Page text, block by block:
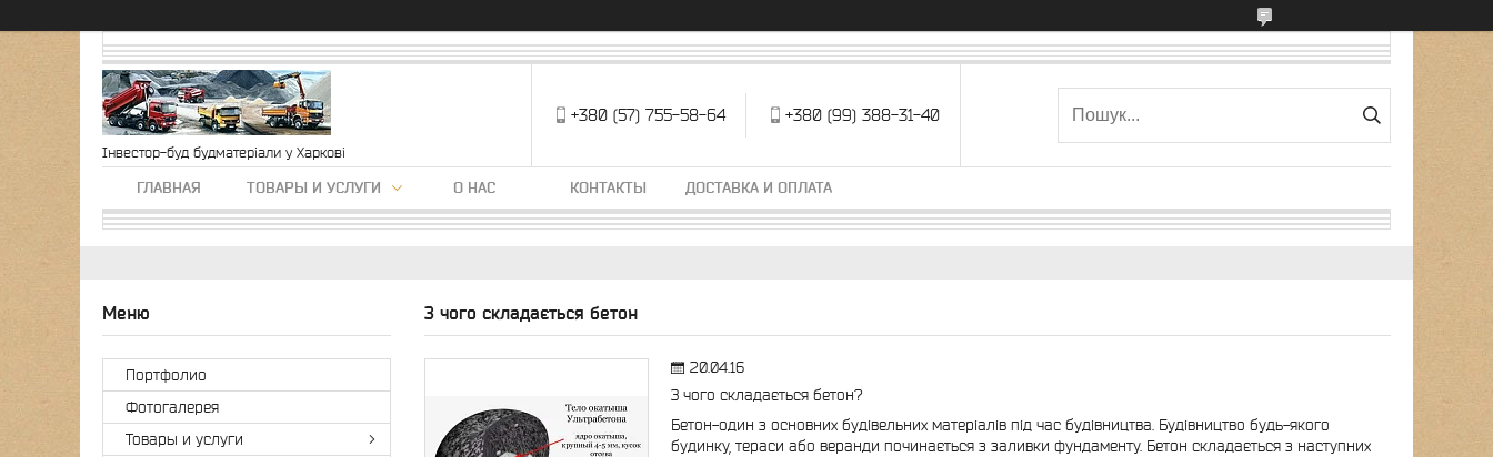
Інвестор-буд будматеріали у Харкові
+380 (57) 755-58-64 +380 (99) 388-31-40
ГЛАВНАЯ ТОВАРЫ И УСЛУГИ О НАС КОНТАКТЫ ДОСТАВКА И ОПЛАТА
З чого складається бетон
20.04.16
З чого складається бетон?
Бетон-один з основних будівельних матеріалів під час будівництва. Будівництво будь-якого
будинку, тераси або веранди починається з заливки фундаменту. Бетон складається з наступних
Портфолио
Фотогалерея
Товары и услуги